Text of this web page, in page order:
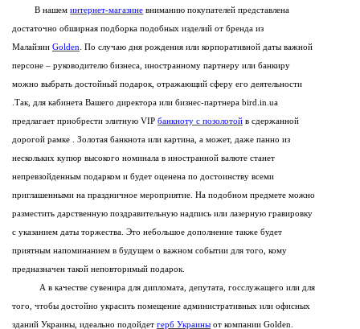
В нашеминтернет-магазине вниманию покупателей представлена
достаточно обширная подборка подобных изделий от бренда из
Малайзии Golden . По случаю дня рождения или корпоративной даты важной
персоне – руководителю бизнеса, иностранному партнеру или банкиру
можно выбрать достойный подарок, отражающий сферу его деятельности
.Так, для кабинета Вашего директора или бизнес-партнера bird.in.ua
предлагает приобрести элитную VIP банкноту с позолотой в сдержанной
дорогой рамке . Золотая банкнота или картина, а может, даже панно из
нескольких купюр высокого номинала в иностранной валюте станет
непревзойденным подарком и будет оценена по достоинству всеми
приглашенными на праздничное мероприятие. На подобном предмете можно
разместить дарственную поздравительную надпись или лазерную гравировку
с указанием даты торжества. Это небольшое дополнение также будет
приятным напоминанием в будущем о важном событии для того, кому
предназначен такой неповторимый подарок.
А в качестве сувенира для дипломата, депутата, госслужащего или для
того, чтобы достойно украсить помещение административных или офисных
зданий Украины, идеально подойдет герб Украины от компании Golden.